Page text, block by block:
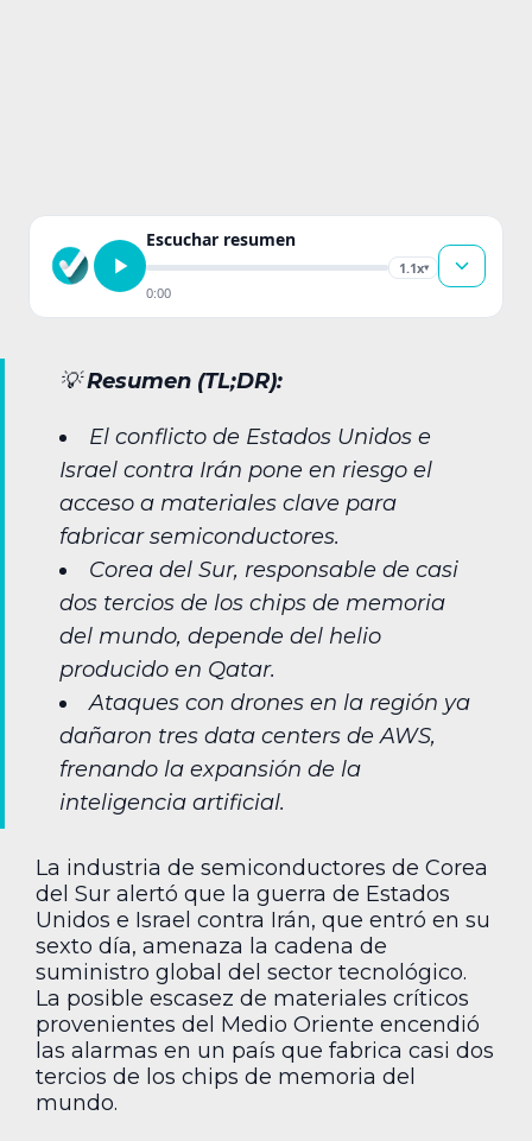
Escuchar resumen
1.1x▾
0:00
💡Resumen (TL;DR):
El conflicto de Estados Unidos e
Israel contra Irán pone en riesgo el
acceso a materiales clave para
fabricar semiconductores.
Corea del Sur, responsable de casi
dos tercios de los chips de memoria
del mundo, depende del helio
producido en Qatar.
Ataques con drones en la región ya
dañaron tres data centers de AWS,
frenando la expansión de la
inteligencia artificial.
La industria de semiconductores de Corea
del Sur alertó que la guerra de Estados
Unidos e Israel contra Irán, que entró en su
sexto día, amenaza la cadena de
suministro global del sector tecnológico.
La posible escasez de materiales críticos
provenientes del Medio Oriente encendió
las alarmas en un país que fabrica casi dos
tercios de los chips de memoria del
mundo.